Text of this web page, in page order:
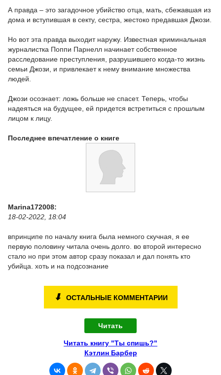
А правда – это загадочное убийство отца, мать, сбежавшая из
дома и вступившая в секту, сестра, жестоко предавшая Джози.
Но вот эта правда выходит наружу. Известная криминальная
журналистка Поппи Парнелл начинает собственное
расследование преступления, разрушившего когда-то жизнь
семьи Джози, и привлекает к нему внимание множества
людей.
Джози осознает: ложь больше не спасет. Теперь, чтобы
надеяться на будущее, ей придется встретиться с прошлым
лицом к лицу.
Последнее впечатление о книге
Marina172008:
18-02-2022, 18:04
впринципе по началу книга была немного скучная, я ее
первую половину читала очень долго. во второй интересно
стало но при этом автор сразу показал и дал понять кто
убийца. хоть и на подсознание
⬇ ОСТАЛЬНЫЕ КОММЕНТАРИИ
Читать
Читать книгу "Ты спишь?"
Кэтлин Барбер